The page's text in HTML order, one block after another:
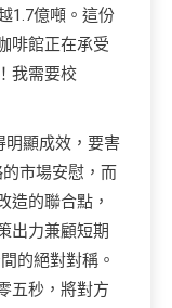
1.7億噸。這份
啡館正在承受
我需要校
明顯成效，要害
市場安慰，而
造的聯合點，
出力兼顧短期
的絕對對稱。
五秒，將對方